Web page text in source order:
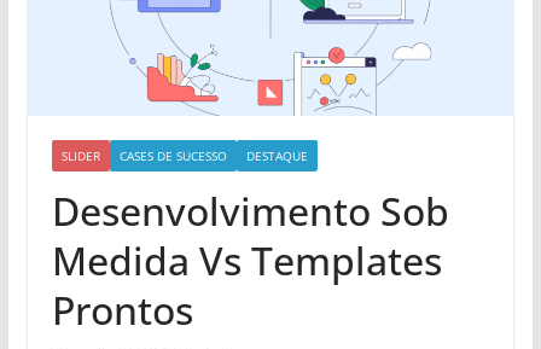
SLIDER CASES DE SUCESSO DESTAQUE
Desenvolvimento Sob
Medida Vs Templates
Prontos